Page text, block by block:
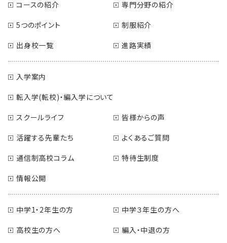
コースの紹介
専門分野の紹介
5つのポイント
制服紹介
出身校一覧
進路実績
入学案内
転入学(転校)・編入学について
スクールライフ
皆様からの声
活躍する先輩たち
よくあるご質問
通信制高校コラム
特待生制度
情報公開
中学1・2年生の方
中学３年生の方へ
高校生の方へ
編入・中退の方